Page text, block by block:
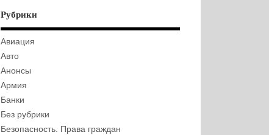
Рубрики
Авиация
Авто
Анонсы
Армия
Банки
Без рубрики
Безопасность. Права граждан